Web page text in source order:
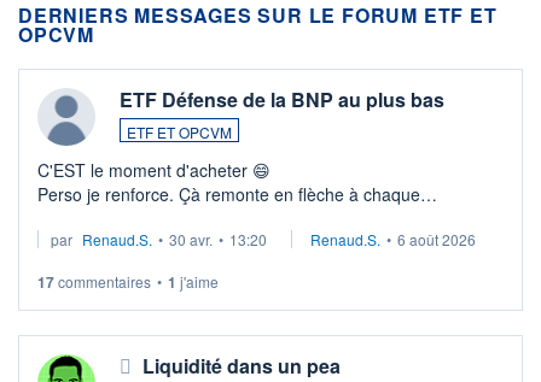
DERNIERS MESSAGES SUR LE FORUM ETF ET
OPCVM
ETF Défense de la BNP au plus bas
ETF ET OPCVM
C'EST le moment d'acheter 😄​
Perso je renforce. Çà remonte en flèche à chaque
Investissement long terme tip top pour sa retraite.
par Renaud.S. • 30 avr. • 13:20 Renaud.S. • 6 août 2026
17commentaires • 1 j'aime
Liquidité dans un pea